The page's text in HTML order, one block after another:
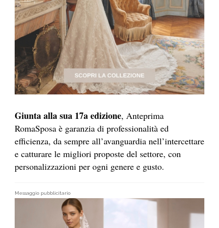
Giunta alla sua 17a edizione, Anteprima
RomaSposa è garanzia di professionalità ed
efficienza, da sempre all’avanguardia nell’intercettare
e catturare le migliori proposte del settore, con
personalizzazioni per ogni genere e gusto.
Messaggio pubblicitario